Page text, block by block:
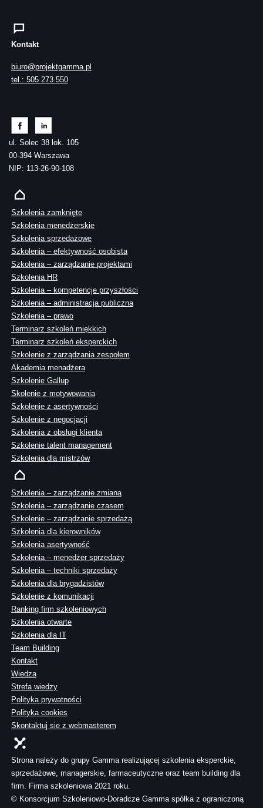
Kontakt
biuro@projektgamma.pl
tel.: 505 273 550
ul. Solec 38 lok. 105
00-394 Warszawa
NIP: 113-26-90-108
Szkolenia zamknięte
Szkolenia menedżerskie
Szkolenia sprzedażowe
Szkolenia – efektywność osobista
Szkolenia – zarządzanie projektami
Szkolenia HR
Szkolenia – kompetencje przyszłości
Szkolenia – administracja publiczna
Szkolenia – prawo
Terminarz szkoleń miękkich
Terminarz szkoleń eksperckich
Szkolenie z zarządzania zespołem
Akademia menadżera
Szkolenie Gallup
Skolenie z motywowania
Szkolenie z asertywności
Szkolenie z negocjacji
Szkolenia z obsługi klienta
Szkolenie talent management
Szkolenia dla mistrzów
Szkolenia – zarządzanie zmianą
Szkolenia – zarządzanie czasem
Szkolenie – zarządzanie sprzedażą
Szkolenia dla kierowników
Szkolenia asertywność
Szkolenia – menedżer sprzedaży
Szkolenia – techniki sprzedaży
Szkolenia dla brygadzistów
Szkolenie z komunikacji
Ranking firm szkoleniowych
Szkolenia otwarte
Szkolenia dla IT
Team Building
Kontakt
Wiedza
Strefa wiedzy
Polityka prywatności
Polityka cookies
Skontaktuj sie z webmasterem
Strona należy do grupy Gamma realizującej szkolenia eksperckie,
sprzedażowe, managerskie, farmaceutyczne oraz team building dla
firm. Firma szkoleniowa 2021 roku.
© Konsorcjum Szkoleniowo-Doradcze Gamma spółka z ograniczoną